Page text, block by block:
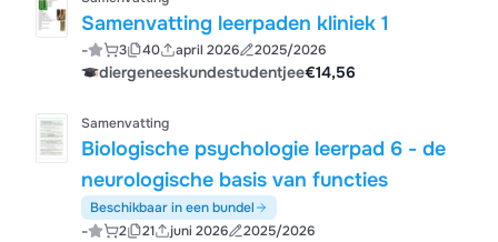
Samenvatting leerpaden kliniek 1
- 3 40 april 2026 2025/2026
diergeneeskundestudentjee€14,56
Samenvatting
Biologische psychologie leerpad 6 - de
neurologische basis van functies
Beschikbaar in een bundel
- 2 21 juni 2026 2025/2026